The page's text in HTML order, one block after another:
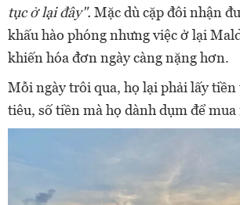
tục ở lại đây". Mặc dù cặp đôi nhận
khấu hào phóng nhưng việc ở lại
khiến hóa đơn ngày càng nặng hơn.
Mỗi ngày trôi qua, họ lại phải lấy
tiêu, số tiền mà họ dành dụm để mua